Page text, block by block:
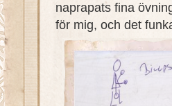
naprapats fina
för mig, och det